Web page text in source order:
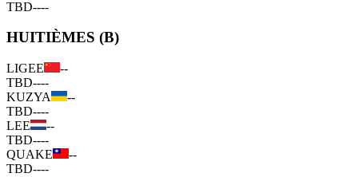
TBD----
HUITIÈMES (B)
LIGEE
--
TBD----
KUZYA
--
TBD----
LEE
--
TBD----
QUAKE
--
TBD----